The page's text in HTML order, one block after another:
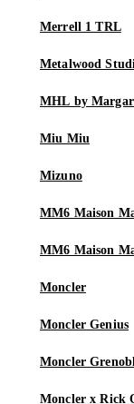
Merrell 1 TRL
Metalwood
MHL by
Miu Miu
Mizuno
MM6 Maison
MM6 Maison
Moncler
Moncler Genius
Moncler
Moncler x Rick